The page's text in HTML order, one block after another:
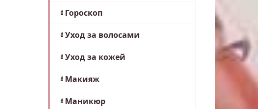
Гороскоп
Уход за волосами
Уход за кожей
Макияж
Маникюр